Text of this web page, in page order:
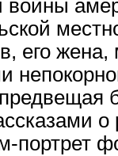
его
о
портрет